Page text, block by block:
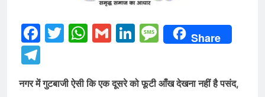
Facebook
Twitter
WhatsApp
GmailLinkedIn
Message
Share
नगर में गुटबाजी ऐसी कि एक दूसरे को फूटी आँख देखना नहीं है पसंद,